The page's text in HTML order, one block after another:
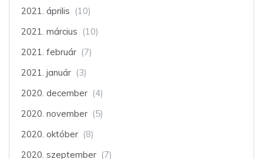
2021. április (10)
2021. március (10)
2021. február (7)
2021. január (3)
2020. december (4)
2020. november (5)
2020. október (8)
2020. szeptember (7)